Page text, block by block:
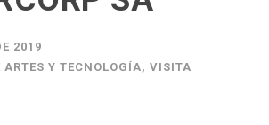
2019
ARTES Y TECNOLOGÍA, VISITA